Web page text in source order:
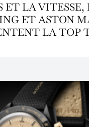
ET LA VITESSE,
ET ASTON
LA TOP